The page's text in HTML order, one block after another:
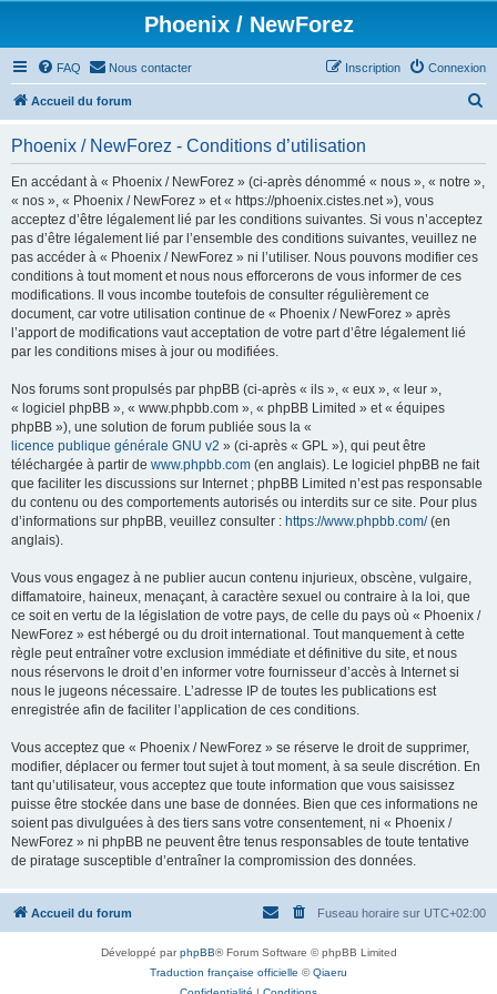
Phoenix / NewForez
FAQ Nous contacter Connexion
Inscription
Accueil du forum
Phoenix / NewForez - Conditions d’utilisation
En accédant à « Phoenix / NewForez » (ci-après dénommé « nous », « notre »,
« nos », « Phoenix / NewForez » et « https://phoenix.cistes.net »), vous
acceptez d’être légalement lié par les conditions suivantes. Si vous n’acceptez
pas d’être légalement lié par l’ensemble des conditions suivantes, veuillez ne
pas accéder à « Phoenix / NewForez » ni l’utiliser. Nous pouvons modifier ces
conditions à tout moment et nous nous efforcerons de vous informer de ces
modifications. Il vous incombe toutefois de consulter régulièrement ce
document, car votre utilisation continue de « Phoenix / NewForez » après
l’apport de modifications vaut acceptation de votre part d’être légalement lié
par les conditions mises à jour ou modifiées.
Nos forums sont propulsés par phpBB (ci-après « ils », « eux », « leur »,
« logiciel phpBB », « www.phpbb.com », « phpBB Limited » et « équipes
phpBB »), une solution de forum publiée sous la «
licence publique générale GNU v2 » (ci-après « GPL »), qui peut être
téléchargée à partir de www.phpbb.com (en anglais). Le logiciel phpBB ne fait
que faciliter les discussions sur Internet ; phpBB Limited n’est pas responsable
du contenu ou des comportements autorisés ou interdits sur ce site. Pour plus
d’informations sur phpBB, veuillez consulter : https://www.phpbb.com/(en
anglais).
Vous vous engagez à ne publier aucun contenu injurieux, obscène, vulgaire,
diffamatoire, haineux, menaçant, à caractère sexuel ou contraire à la loi, que
ce soit en vertu de la législation de votre pays, de celle du pays où « Phoenix /
NewForez » est hébergé ou du droit international. Tout manquement à cette
règle peut entraîner votre exclusion immédiate et définitive du site, et nous
nous réservons le droit d’en informer votre fournisseur d’accès à Internet si
nous le jugeons nécessaire. L’adresse IP de toutes les publications est
enregistrée afin de faciliter l’application de ces conditions.
Vous acceptez que « Phoenix / NewForez » se réserve le droit de supprimer,
modifier, déplacer ou fermer tout sujet à tout moment, à sa seule discrétion. En
tant qu’utilisateur, vous acceptez que toute information que vous saisissez
puisse être stockée dans une base de données. Bien que ces informations ne
soient pas divulguées à des tiers sans votre consentement, ni « Phoenix /
NewForez » ni phpBB ne peuvent être tenus responsables de toute tentative
de piratage susceptible d’entraîner la compromission des données.
Accueil du forum Fuseau horaire sur UTC+02:00
Développé parphpBB® Forum Software © phpBB Limited
Traduction française officielle ©Qiaeru